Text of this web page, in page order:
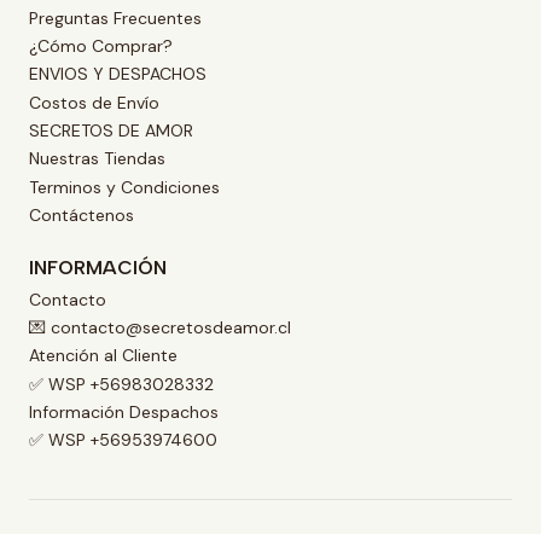
Preguntas Frecuentes
¿Cómo Comprar?
ENVIOS Y DESPACHOS
Costos de Envío
SECRETOS DE AMOR
Nuestras Tiendas
Terminos y Condiciones
Contáctenos
INFORMACIÓN
Contacto
💌 contacto@secretosdeamor.cl
Atención al Cliente
✅ WSP +56983028332
Información Despachos
✅ WSP +56953974600